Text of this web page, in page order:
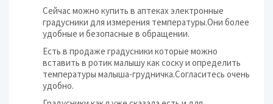
Сейчас можно купить в аптеках электронные
градусники для измерения температуры.Они более
удобные и безопасные в обращении.
Есть в продаже градусники которые можно
вставить в ротик малышу как соску и определить
температуры малыша-грудничка.Согласитесь очень
удобно.